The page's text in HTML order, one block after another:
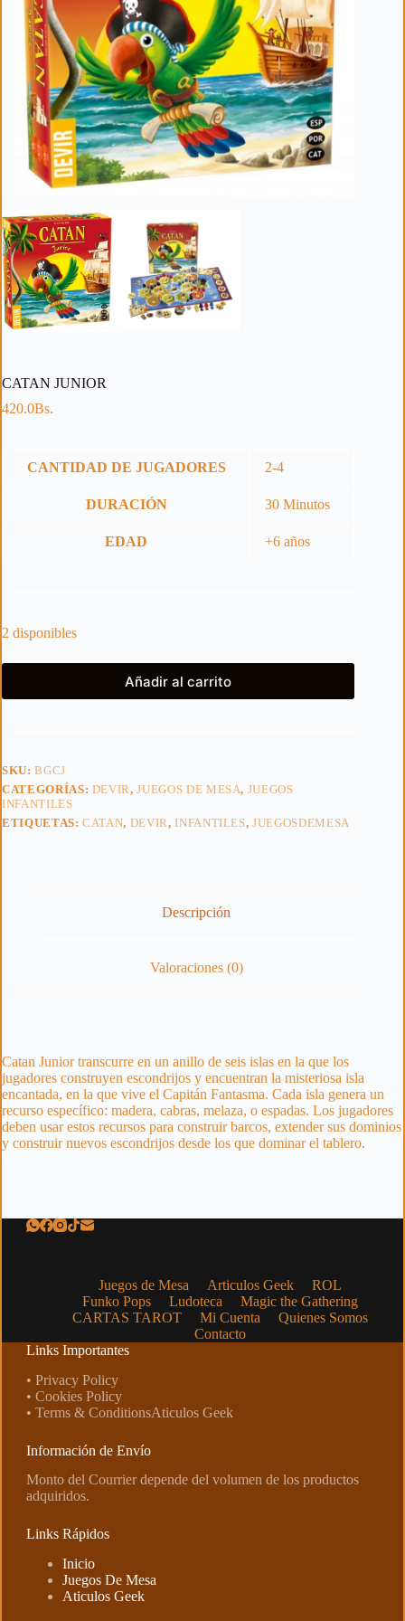
CATAN JUNIOR
420.0Bs.
CANTIDAD DE JUGADORES 2-4
DURACIÓN 30 Minutos
EDAD +6 años
2 disponibles
Añadir al carrito
SKU:BGCJ
CATEGORÍAS: DEVIR,JUEGOS DE MESA, JUEGOS
INFANTILES
ETIQUETAS:CATAN, DEVIR,INFANTILES,JUEGOSDEMESA
Descripción
Valoraciones (0)
Catan Junior transcurre en un anillo de seis islas en la que los
jugadores construyen escondrijos y encuentran la misteriosa isla
encantada, en la que vive el Capitán Fantasma. Cada isla genera un
recurso específico: madera, cabras, melaza, o espadas. Los jugadores
deben usar estos recursos para construir barcos, extender sus dominios
y construir nuevos escondrijos desde los que dominar el tablero.
Juegos de Mesa Articulos Geek
ROL
Funko Pops
Ludoteca
Magic the Gathering
CARTAS TAROT
Mi Cuenta
Quienes Somos
Contacto
Links Importantes
• Privacy Policy
• Cookies Policy
• Terms & ConditionsAticulos Geek
Información de Envío
Monto del Courrier depende del volumen de los productos
adquiridos.
Links Rápidos
Inicio
Juegos De Mesa
Aticulos Geek